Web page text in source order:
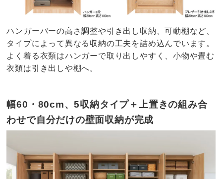
ハンガーバーの高さ調整や引き出し収納、可動棚など、
タイプによって異なる収納の工夫を詰め込んでいます。
よく着る衣類はハンガーで取り出しやすく、小物や畳む
衣類は引き出しや棚へ。
幅60・80cm、5収納タイプ＋上置きの組み合
わせで自分だけの壁面収納が完成